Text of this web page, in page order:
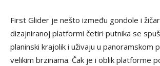
First Glider je nešto između gondole i
dizajniranoj platformi četiri putnika se
planinski krajolik i uživaju u panoramskom
velikim brzinama. Čak je i oblik platforme